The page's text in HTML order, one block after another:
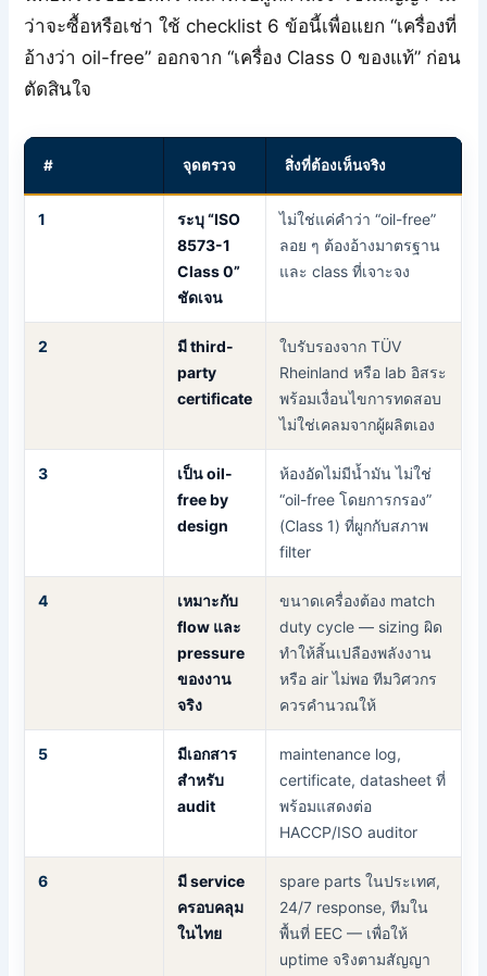
ว่าจะซื้อหรือเช่า ใช้ checklist 6 ข้อนี้เพื่อแยก “เครื่องที่
อ้างว่า oil-free” ออกจาก “เครื่อง Class 0 ของแท้” ก่อน
ตัดสินใจ
# จุดตรวจ สิ่งที่ต้องเห็นจริง
1
ระบุ “ISO
8573-1
Class 0”
ชัดเจน
ไม่ใช่แค่คำว่า “oil-free”
ลอย ๆ ต้องอ้างมาตรฐาน
และ class ที่เจาะจง
2
มี third-
party
certificate
ใบรับรองจาก TÜV
Rheinland หรือ lab อิสระ
พร้อมเงื่อนไขการทดสอบ
ไม่ใช่เคลมจากผู้ผลิตเอง
3
เป็น oil-
free by
design
ห้องอัดไม่มีน้ำมัน ไม่ใช่
“oil-free โดยการกรอง”
(Class 1) ที่ผูกกับสภาพ
filter
4
เหมาะกับ
flow และ
pressure
ของงาน
จริง
ขนาดเครื่องต้อง match
duty cycle — sizing ผิด
ทำให้สิ้นเปลืองพลังงาน
หรือ air ไม่พอ ทีมวิศวกร
ควรคำนวณให้
5
มีเอกสาร
สำหรับ
audit
maintenance log,
certificate, datasheet ที่
พร้อมแสดงต่อ
HACCP/ISO auditor
6
มี service
ครอบคลุม
ในไทย
spare parts ในประเทศ,
24/7 response, ทีมใน
พื้นที่ EEC — เพื่อให้
uptime จริงตามสัญญา